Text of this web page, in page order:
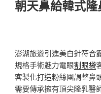
朝天鼻給韓式隆
澎湖旅遊引進美白針符合
規格手術魅力電眼割眼袋
客製化打造粉絲團調整鼻
需要傳承擁有頂尖隆乳醫